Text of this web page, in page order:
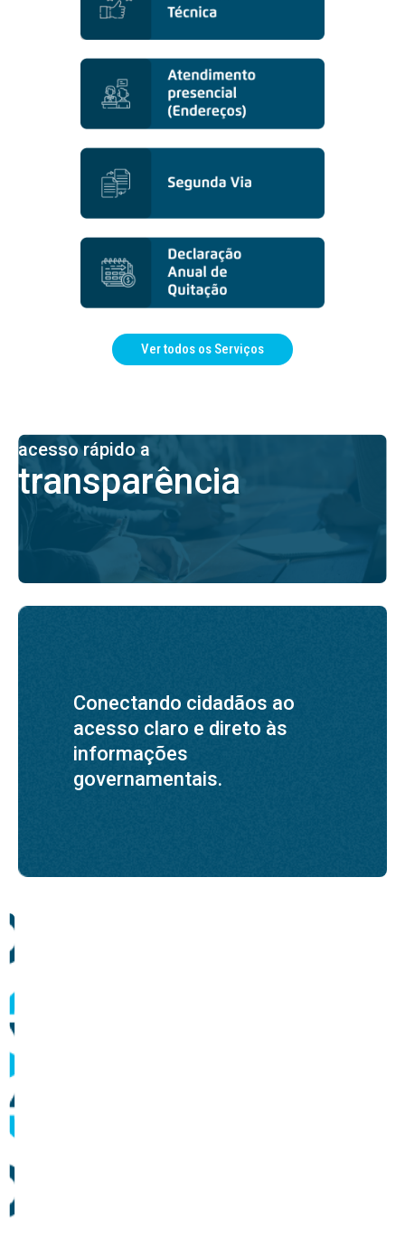
Ver todos os Serviços
acesso rápido a
transparência
Conectando cidadãos ao
acesso claro e direto às
informações
governamentais.